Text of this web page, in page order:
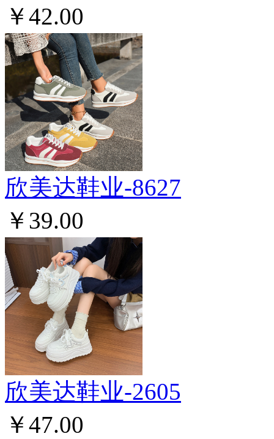
￥42.00
欣美达鞋业-8627
￥39.00
欣美达鞋业-2605
￥47.00